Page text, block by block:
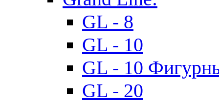
GL - 8
GL - 10
GL - 10
GL - 20